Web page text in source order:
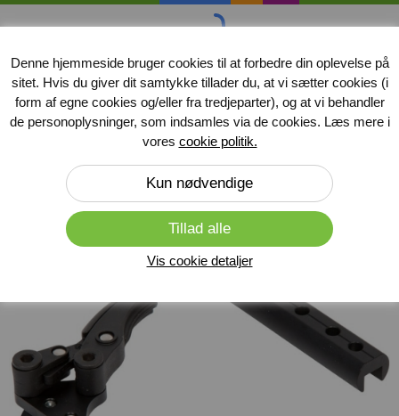
Denne hjemmeside bruger cookies til at forbedre din oplevelse på
sitet. Hvis du giver dit samtykke tillader du, at vi sætter cookies (i
form af egne cookies og/eller fra tredjeparter), og at vi behandler
de personoplysninger, som indsamles via de cookies. Læs mere i
vores cookie politik.
Vis cookie detaljer
Produkter
Forside»Kørestole» Reservedele til kørestole